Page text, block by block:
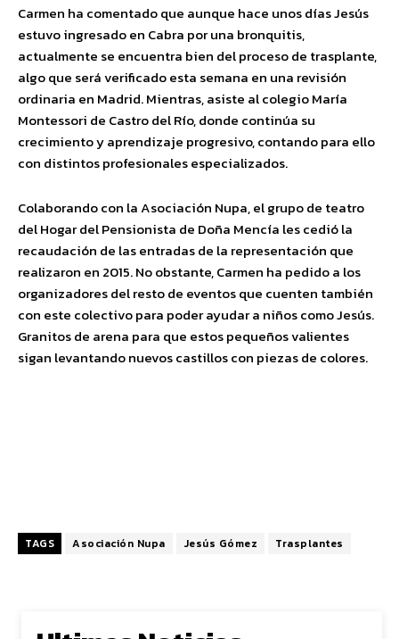
Carmen ha comentado que aunque hace unos días Jesús
estuvo ingresado en Cabra por una bronquitis,
actualmente se encuentra bien del proceso de trasplante,
algo que será verificado esta semana en una revisión
ordinaria en Madrid. Mientras, asiste al colegio María
Montessori de Castro del Río, donde continúa su
crecimiento y aprendizaje progresivo, contando para ello
con distintos profesionales especializados.
Colaborando con la Asociación Nupa, el grupo de teatro
del Hogar del Pensionista de Doña Mencía les cedió la
recaudación de las entradas de la representación que
realizaron en 2015. No obstante, Carmen ha pedido a los
organizadores del resto de eventos que cuenten también
con este colectivo para poder ayudar a niños como Jesús.
Granitos de arena para que estos pequeños valientes
sigan levantando nuevos castillos con piezas de colores.
TAGS Asociación Nupa Jesús Gómez Trasplantes